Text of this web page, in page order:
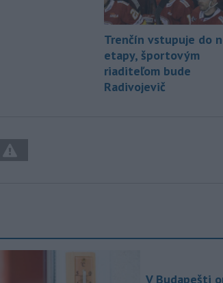
Trenčín vstupuje do
etapy, športovým
riaditeľom bude
Radivojevič
V Budapešti